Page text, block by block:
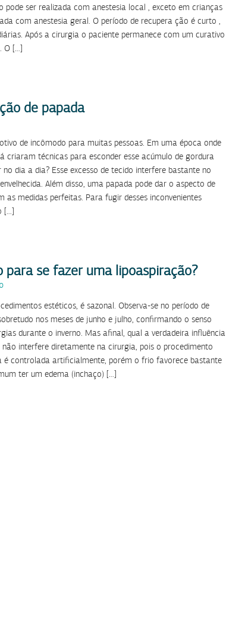
pode ser realizada com anestesia local , exceto em crianças
com anestesia geral. O período de recupera ção é curto ,
Após a cirurgia o paciente permanece com um curativo
O […]
de papada
de incômodo para muitas pessoas. Em uma época onde
criaram técnicas para esconder esse acúmulo de gordura
dia a dia? Esse excesso de tecido interfere bastante no
Além disso, uma papada pode dar o aspecto de
as medidas perfeitas. Para fugir desses inconvenientes
[…]
se fazer uma lipoaspiração?
estéticos, é sazonal. Observa-se no período de
nos meses de junho e julho, confirmando o senso
durante o inverno. Mas afinal, qual a verdadeira influência
interfere diretamente na cirurgia, pois o procedimento
controlada artificialmente, porém o frio favorece bastante
ter um edema (inchaço) […]